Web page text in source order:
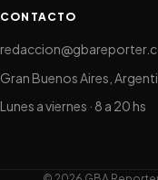
CONTACTO
Gran Buenos Aires,
Lunes a viernes · 8 a 20 hs